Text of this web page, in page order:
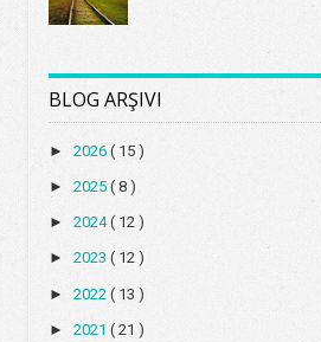
BLOG ARŞIVI
►2026( 15 )
►2025( 8 )
►2024( 12 )
►2023( 12 )
►2022( 13 )
►2021( 21 )